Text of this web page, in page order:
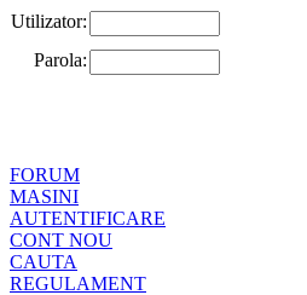
Utilizator:
Parola:
FORUM
MASINI
AUTENTIFICARE
CONT NOU
CAUTA
REGULAMENT